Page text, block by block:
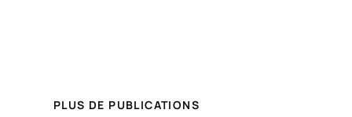
PLUS DE PUBLICATIONS